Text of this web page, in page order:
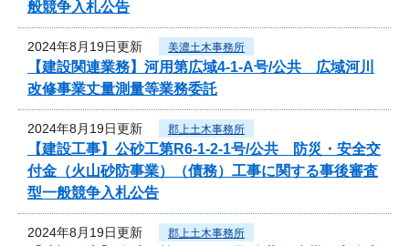
般競争入札公告
2024年8月19日更新 美濃土木事務所
【建設関連業務】河用第広域4-1-A号/公共 広域河川
改修事業丈量測量等業務委託
2024年8月19日更新 郡上土木事務所
【建設工事】公砂工第R6-1-2-1号/公共 防災・安全交
付金（火山砂防事業）（債務）工事に関する事後審査
型一般競争入札公告
2024年8月19日更新 郡上土木事務所